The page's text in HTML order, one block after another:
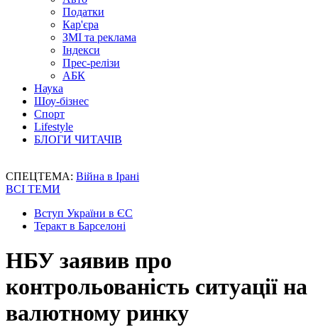
Податки
Кар'єра
ЗМІ та реклама
Індекси
Прес-релізи
АБК
Наука
Шоу-бізнес
Спорт
Lifestyle
БЛОГИ ЧИТАЧІВ
СПЕЦТЕМА: Війна в Ірані
ВСІ ТЕМИ
Вступ України в ЄС
Теракт в Барселоні
НБУ заявив про
контрольованість ситуації на
валютному ринку